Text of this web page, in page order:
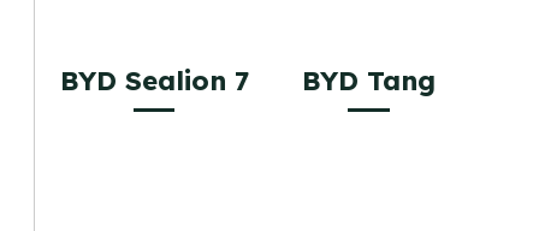
BYD Sealion 7 BYD Tang